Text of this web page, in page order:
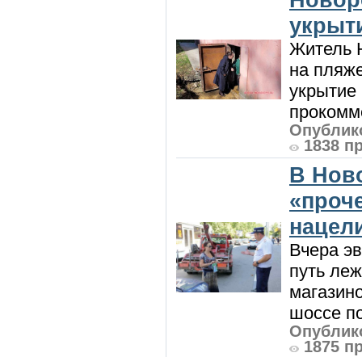
Житель
на
1838
В
Вчера
путь
шоссе
1875